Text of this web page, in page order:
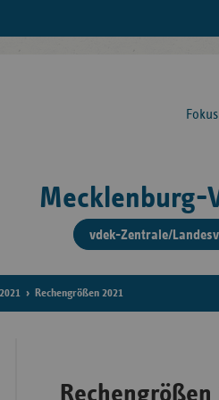
Fokus
Mecklenburg-
vdek-Zentrale/
2021 Rechengrößen 2021
Rechengrößen